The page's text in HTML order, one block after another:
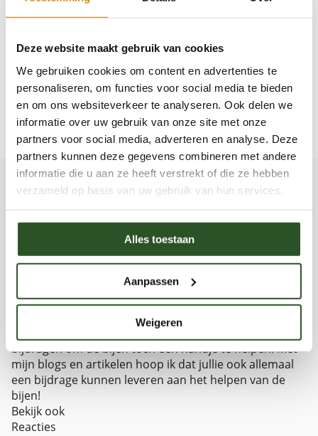
Deze website maakt gebruik van cookies
We gebruiken cookies om content en advertenties te
personaliseren, om functies voor social media te bieden
en om ons websiteverkeer te analyseren. Ook delen we
informatie over uw gebruik van onze site met onze
partners voor social media, adverteren en analyse. Deze
partners kunnen deze gegevens combineren met andere
informatie die u aan ze heeft verstrekt of die ze hebben
verzameld op basis van uw gebruik van hun services.
Alles toestaan
Aanpassen
Weigeren
Leer hen hoe planten groeien en bloeien, en waarom
bijen zo belangrijk zijn voor dit proces.
Door deze tips in overweging te nemen, kun je
genieten van een bijvriendelijke tuin en tegelijkertijd
ook de kleintjes veilig houden!
Maxime Visser
30 artikelen
Mijn naam is Maxime Visser en ik ben 29 jaar. Ik ben als
vrijwilliger bij de bijenstichting gestart omdat ik zag dat
tuinen steeds meer aan het verstenen zijn. Zeker in de
stad! Via de bijenstichting wil ik graag mijn steentje
bijdragen om de bijen toch een handje te helpen. Met
mijn blogs en artikelen hoop ik dat jullie ook allemaal
een bijdrage kunnen leveren aan het helpen van de
bijen!
Bekijk ook
Reacties